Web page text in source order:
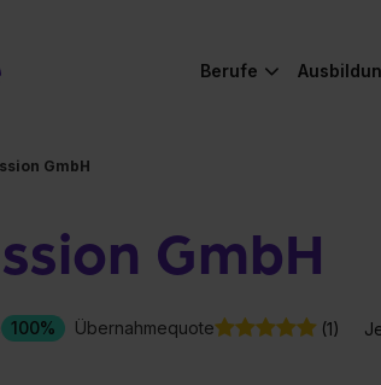
Berufe
GmbH
GmbH
100% Übernahmequote (1)